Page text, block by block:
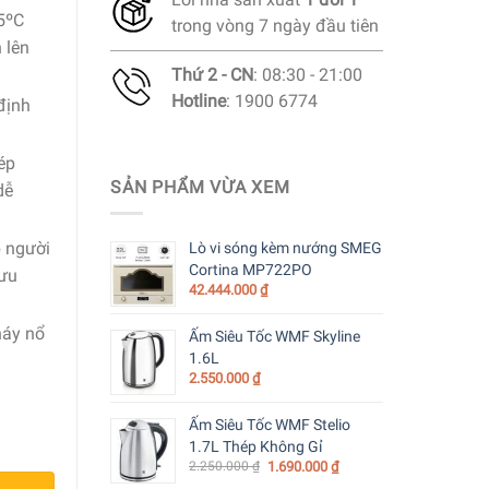
lên
người
nổ
Master số lượng
trong vòng 7 ngày đầu tiên
Thứ 2 - CN: 08:30 - 21:00
Hotline: 1900 6774
SẢN PHẨM VỪA XEM
Lò vi sóng kèm nướng SMEG
Cortina MP722PO
42.444.000 ₫
Ấm Siêu Tốc WMF Skyline
1.6L
2.550.000 ₫
Ấm Siêu Tốc WMF Stelio
1.7L Thép Không Gỉ
2.250.000₫ 1.690.000 ₫